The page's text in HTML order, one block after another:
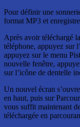
Pour définir une
format MP3 et
Après avoir téléchargé
téléphone, appuyez sur
appuyez sur le menu
nouvelle fenêtre,
sur l’icône de dentelle
Un nouvel écran
en haut, puis sur
vous suffit maintenant
téléchargée en